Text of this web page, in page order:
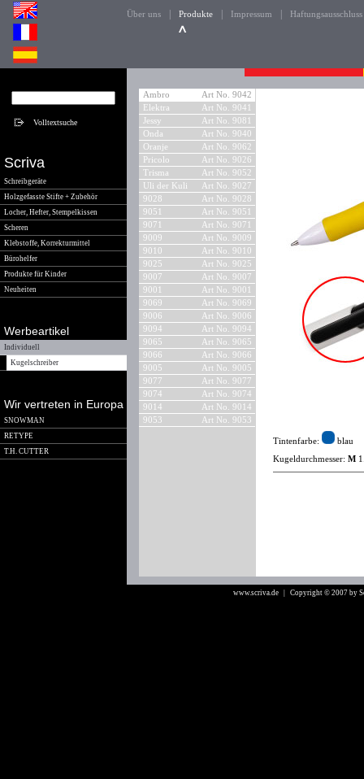
Über uns Produkte Impressum Haftungsausschluss
Scriva
Schreibgeräte
Holzgefasste Stifte + Zubehör
Locher, Hefter, Stempelkissen
Scheren
Klebstoffe, Korrekturmittel
Bürohelfer
Produkte für Kinder
Neuheiten
Werbeartikel
Individuell
Kugelschreiber
Wir vertreten in Europa
SNOWMAN
RETYPE
T.H. CUTTER
Ambro
Art No. 9042
Elektra
Art No. 9041
Jessy
Art No. 9081
Onda
Art No. 9040
Oranje
Art No. 9062
Pricolo
Art No. 9026
Trisma
Art No. 9052
Uli der Kuli
Art No. 9027
9028
Art No. 9028
9051
Art No. 9051
9071
Art No. 9071
9009
Art No. 9009
9010
Art No. 9010
9025
Art No. 9025
9007
Art No. 9007
9001
Art No. 9001
9069
Art No. 9069
9006
Art No. 9006
9094
Art No. 9094
9065
Art No. 9065
9066
Art No. 9066
9005
Art No. 9005
9077
Art No. 9077
9074
Art No. 9074
9014
Art No. 9014
9053
Art No. 9053
Tintenfarbe:
blau
Kugeldurchmesser:M
www.scriva.de | Copyright © 2007 by